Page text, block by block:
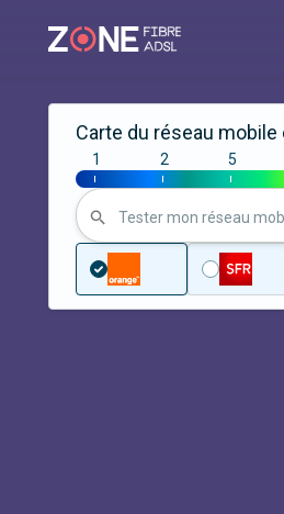
Carte du réseau
|
1
|
2
|
5
Tester mon réseau